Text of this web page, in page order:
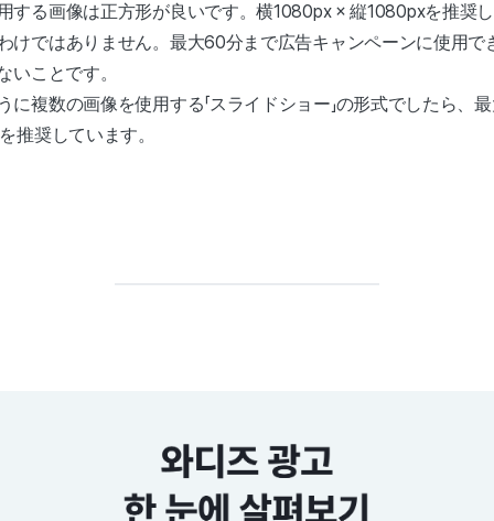
する画像は正方形が良いです。横1080px × 縦1080pxを推奨
けではありません。最大60分まで広告キャンペーンに使用で
いことです。
に複数の画像を使用する「スライドショー」の形式でしたら、
推奨しています。